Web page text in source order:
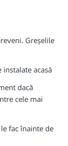
Greșelile
acasă
dacă
cele mai
fac înainte de